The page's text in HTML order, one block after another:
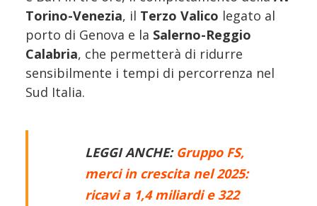
Torino-Venezia, il Terzo Valico legato al
porto di Genova e la Salerno-Reggio
Calabria, che permetterà di ridurre
sensibilmente i tempi di percorrenza nel
Sud Italia.
LEGGI ANCHE: Gruppo FS,
merci in crescita nel 2025:
ricavi a 1,4 miliardi e 322